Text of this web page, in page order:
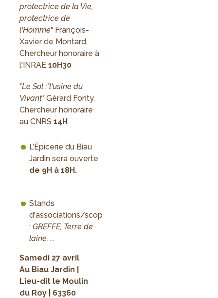
protectrice de la Vie,
protectrice de
l'Homme" François-
Xavier de Montard,
Chercheur honoraire à
l'INRAE 10H30
"Le Sol :"l'usine du
Vivant"Gérard Fonty,
Chercheur honoraire
au CNRS 14H
L’Épicerie du Biau
Jardin sera ouverte
de 9H à 18H.
Stands
d'associations/scop
: GREFFE, Terre de
laine, ...
Samedi 27 avril
Au Biau Jardin |
Lieu-dit le Moulin
du Roy | 63360